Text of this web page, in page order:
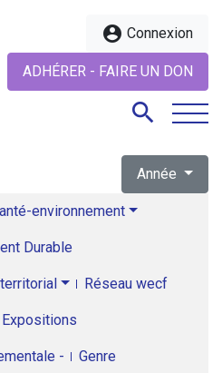
account_circle Connexion
ADHÉRER - FAIRE UN DON
search
Année
environnement
Durable
Réseau wecf
Expositions
- Genre